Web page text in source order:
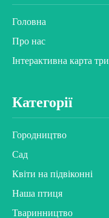
Головна
Про нас
Інтерактивна карта
Категорії
Городництво
Сад
Квіти на підвіконні
Наша птиця
Тваринництво